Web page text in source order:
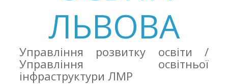
ЛЬВОВА
Управління розвитку освіти /
Управління освітньої
інфраструктури ЛМР